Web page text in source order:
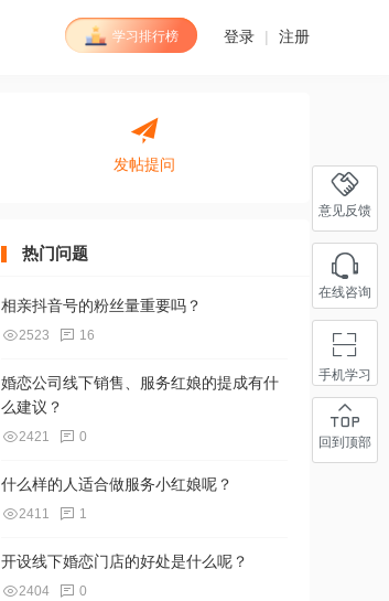
学习排行榜 登录 | 注册
发帖提问
热门问题
相亲抖音号的粉丝量重要吗？
2523 16
婚恋公司线下销售、服务红娘的提成有什
么建议？
2421 0
什么样的人适合做服务小红娘呢？
2411 1
开设线下婚恋门店的好处是什么呢？
2404 0
意见反馈
在线咨询
手机学习
回到顶部